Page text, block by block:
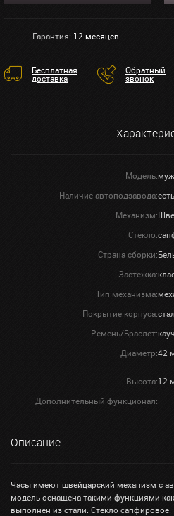
Гарантия: 12 месяцев
Бесплатная
доставка
Обратный
звонок
Модель:
Наличие автоподзавода:есть
Механизм:
Стекло:
Страна сборки:
Застежка:
Тип механизма:
Покрытие корпуса:
Ремень/Браслет:
Диаметр:42
Высота:12
Дополнительный функционал:
Описание
Часы имеют швейцарский механизм с
модель оснащена такими функциями
выполнен из стали. Стекло